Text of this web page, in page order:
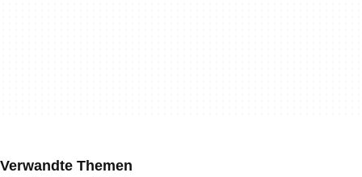
Verwandte Themen